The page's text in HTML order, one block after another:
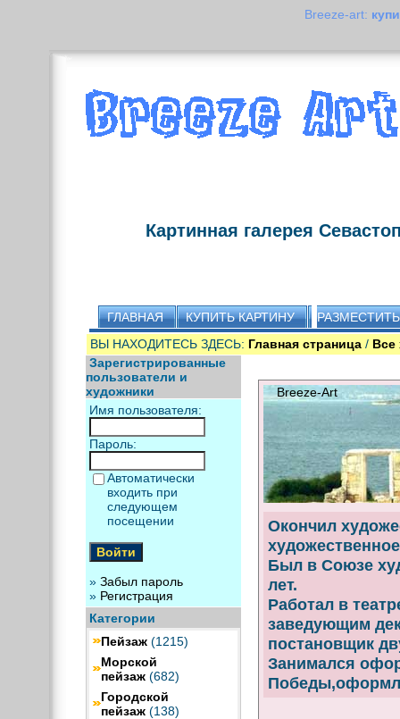
Breeze-art:
Картинная галерея
ГЛАВНАЯ КУПИТЬ КАРТИНУ
ВЫ НАХОДИТЕСЬ ЗДЕСЬ: Главная страница/ Все
Зарегистрированные
пользователи и
художники
Имя пользователя:
Пароль:
Автоматически
входить при
следующем
посещении
» Забыл пароль
» Регистрация
Категории
Пейзаж(1215)
Морской
пейзаж(682)
Городской
пейзаж(138)
Breeze-Art
Окончил
Был в Союзе
лет.
Работал в
заведующим
постановщик
Занимался